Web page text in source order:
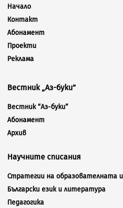
Начало
Контакт
Абонамент
Проекти
Реклама
Вестник „Аз-буки”
Вестник “Аз-буки”
Абонамент
Архив
Научните списания
Стратегии на образователната
Български език и литература
Педагогика